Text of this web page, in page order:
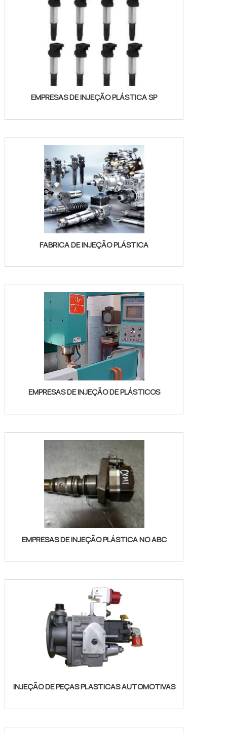
EMPRESAS DE INJEÇÃO PLÁSTICA SP
FABRICA DE INJEÇÃO PLÁSTICA
EMPRESAS DE INJEÇÃO DE PLÁSTICOS
EMPRESAS DE INJEÇÃO PLÁSTICA NO ABC
INJEÇÃO DE PEÇAS PLASTICAS AUTOMOTIVAS